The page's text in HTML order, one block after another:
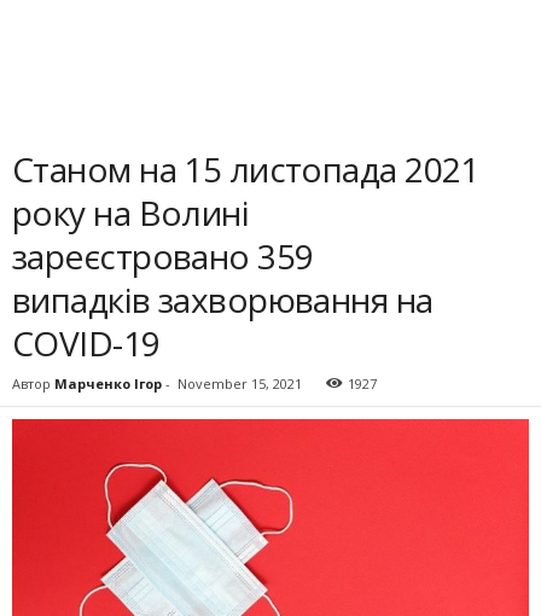
Станом на 15 листопада 2021
року на Волині
зареєстровано 359
випадків захворювання на
COVID-19
Автор Марченко Ігор - November 15, 2021 1927